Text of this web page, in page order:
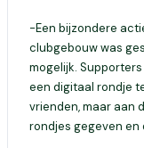
-Een bijzondere
clubgebouw was
mogelijk.
een digitaal rondje
vrienden, maar aan
rondjes gegeven en